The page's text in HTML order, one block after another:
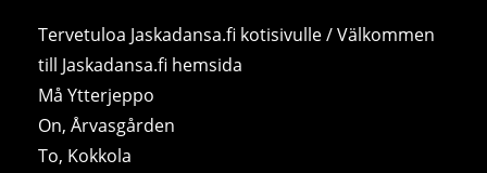
Tervetuloa Jaskadansa.fi kotisivulle / Välkommen
till Jaskadansa.fi hemsida
Må Ytterjeppo
On, Årvasgården
To, Kokkola